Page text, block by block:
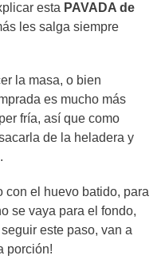
esta PAVADA de
les salga siempre
la masa, o bien
es mucho más
fría, así que como
de la heladera y
con el huevo batido, para
se vaya para el fondo,
este paso, van a
porción!